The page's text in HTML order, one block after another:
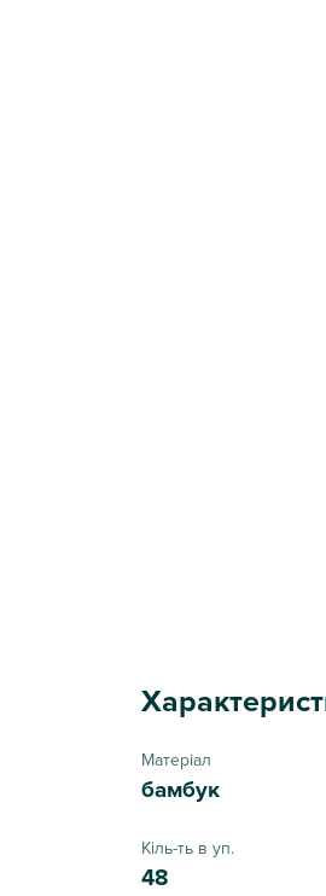
Матеріал
бамбук
Кіль-ть в уп.
48